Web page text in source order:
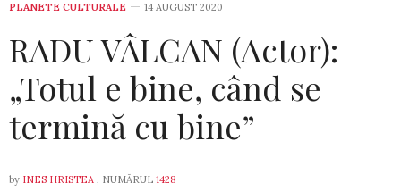
PLANETE CULTURALE 14 AUGUST 2020
RADU VÂLCAN (Actor):
„Totul e bine, când se
termină cu bine”
by INES HRISTEA , NUMĂRUL 1428